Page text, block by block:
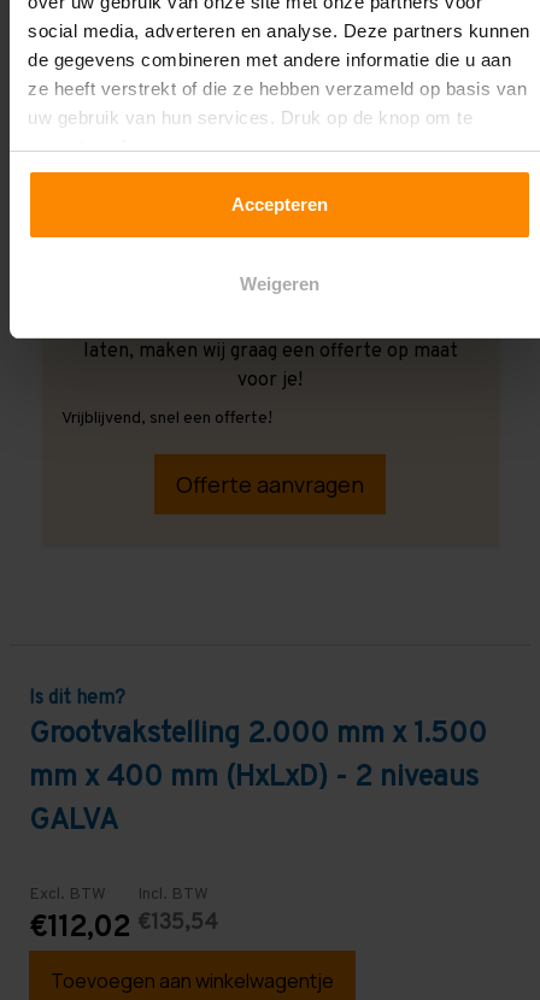
social media, adverteren en analyse. Deze partners kunnen
de gegevens combineren met andere informatie die u aan
ze heeft verstrekt of die ze hebben verzameld op basis van
uw gebruik van hun services. Druk op de knop om te
accepteren!
Accepteren
Weigeren
laten, maken wij graag een offerte op maat
voor je!
Vrijblijvend, snel een offerte!
Offerte aanvragen
Is dit hem?
Grootvakstelling 2.000 mm x 1.500
mm x 400 mm (HxLxD) - 2 niveaus
GALVA
Excl. BTW
€112,02
Incl. BTW
€135,54
Toevoegen aan winkelwagentje